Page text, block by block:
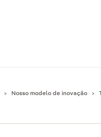
Nosso modelo de inovação